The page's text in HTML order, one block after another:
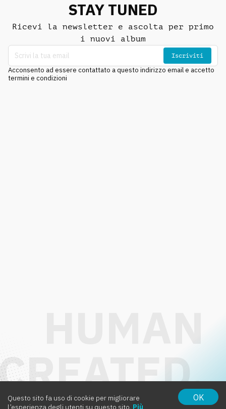
STAY TUNED
Ricevi la newsletter e ascolta per primo
i nuovi album
Iscriviti
Acconsento ad essere contattato a questo indirizzo email e accetto
termini e condizioni
Questo sito fa uso di cookie per migliorare
l’esperienza degli utenti su questo sito. Più
OK